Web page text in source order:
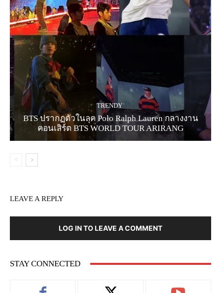
TRENDY
BTS ปรากฏตัวในลุค Polo Ralph Lauren กลางงาน
คอนเสิร์ต BTS WORLD TOUR ARIRANG
LEAVE A REPLY
LOG IN TO LEAVE A COMMENT
STAY CONNECTED